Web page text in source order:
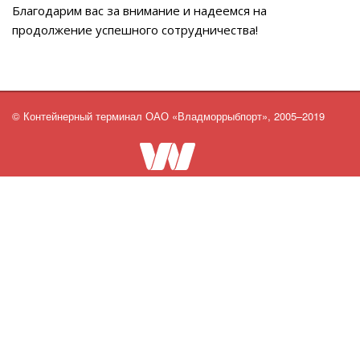
Благодарим вас за внимание и надеемся на
продолжение успешного сотрудничества!
© Контейнерный терминал ОАО «Владморрыбпорт», 2005–2019